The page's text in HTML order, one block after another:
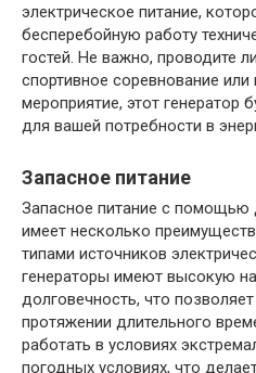
электрическое питание,
бесперебойную работу
гостей. Не важно, проводите
спортивное соревнование или
мероприятие, этот генератор
для вашей потребности в
Запасное питание
Запасное питание с помощью
имеет несколько
типами источников
генераторы имеют высокую
долговечность, что
протяжении длительного
работать в условиях
погодных условиях, что